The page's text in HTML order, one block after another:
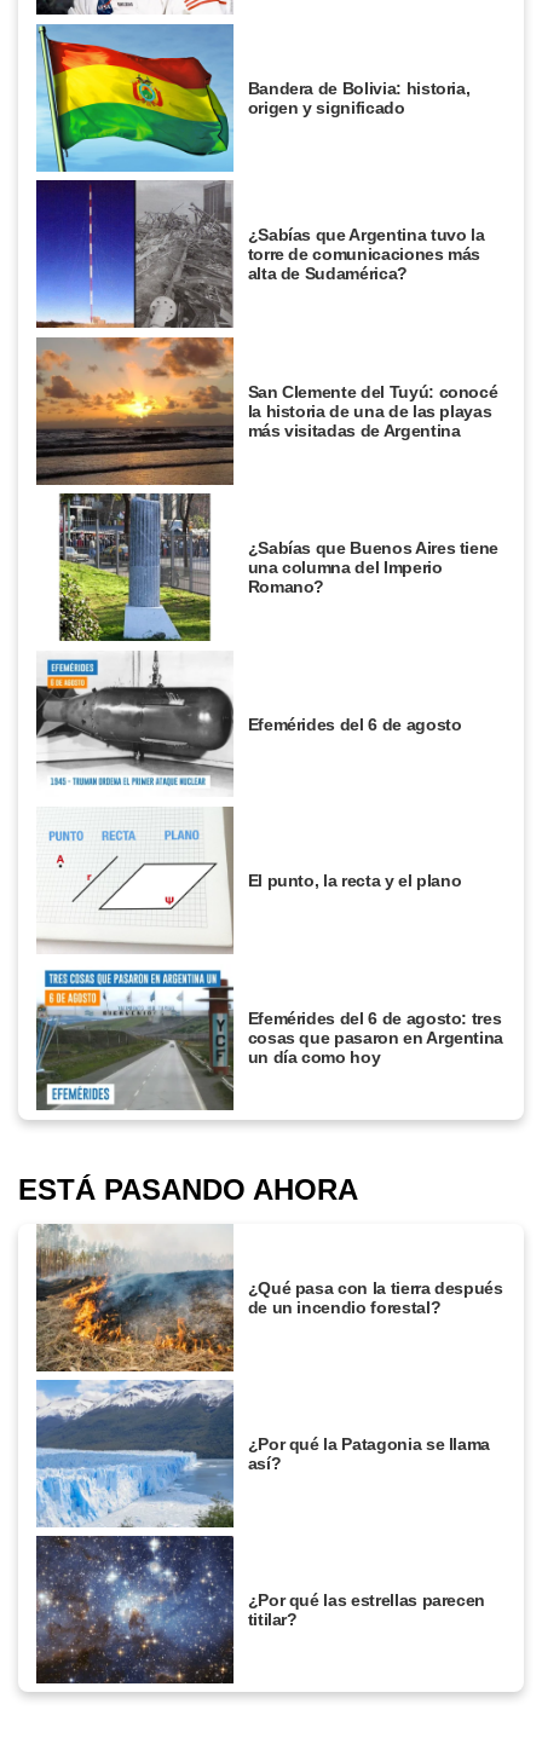
Bandera de Bolivia: historia,
origen y significado
¿Sabías que Argentina tuvo la
torre de comunicaciones más
alta de Sudamérica?
San Clemente del Tuyú: conocé
la historia de una de las playas
más visitadas de Argentina
¿Sabías que Buenos Aires tiene
una columna del Imperio
Romano?
Efemérides del 6 de agosto
El punto, la recta y el plano
Efemérides del 6 de agosto: tres
cosas que pasaron en Argentina
un día como hoy
ESTÁ PASANDO AHORA
¿Qué pasa con la tierra después
de un incendio forestal?
¿Por qué la Patagonia se llama
así?
¿Por qué las estrellas parecen
titilar?